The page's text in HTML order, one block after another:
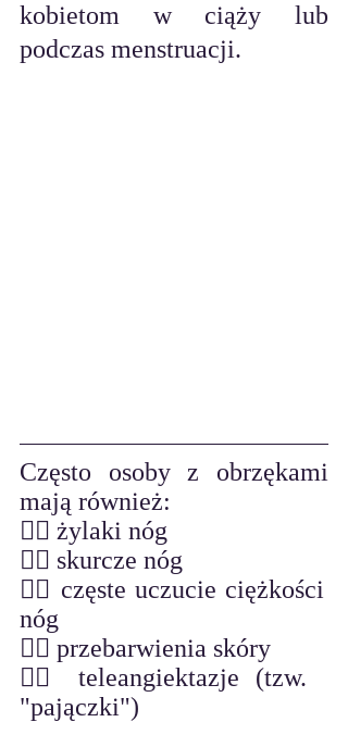
kobietom w ciąży lub
podczas menstruacji.
Często osoby z obrzękami
mają również:
😵‍💫 żylaki nóg
😵‍💫 skurcze nóg
😵‍💫 częste uczucie ciężkości
nóg
😵‍💫 przebarwienia skóry
😵‍💫 teleangiektazje (tzw.
"pajączki")